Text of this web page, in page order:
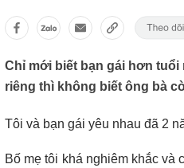
Chỉ mới biết bạn gái hơn tuổi
riêng thì không biết ông bà
Tôi và bạn gái yêu nhau đã 2
Bố mẹ tôi khá nghiêm khắc và